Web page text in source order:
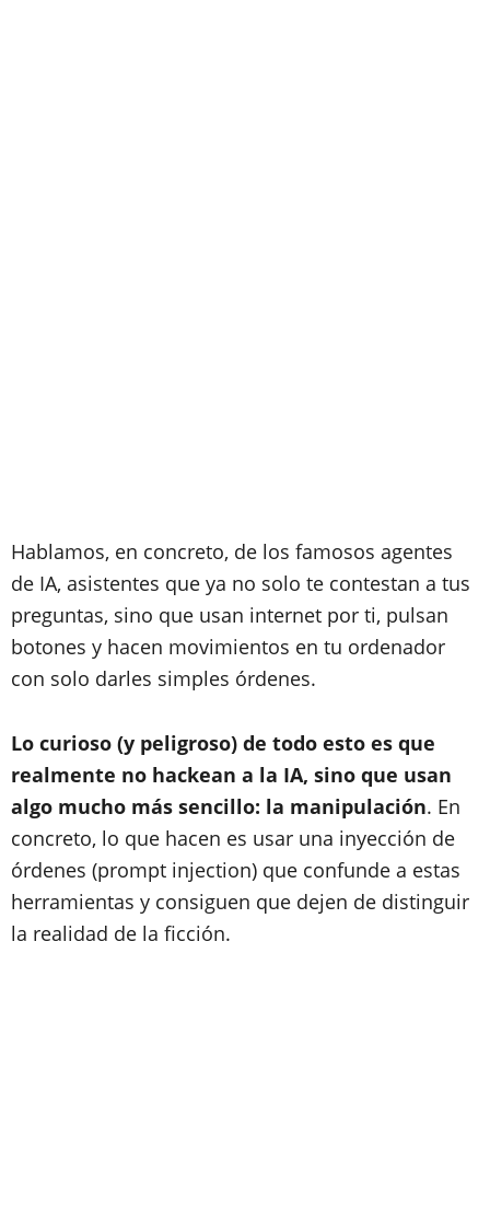
Hablamos, en concreto, de los famosos agentes
de IA, asistentes que ya no solo te contestan a tus
preguntas, sino que usan internet por ti, pulsan
botones y hacen movimientos en tu ordenador
con solo darles simples órdenes.
Lo curioso (y peligroso) de todo esto es que
realmente no hackean a la IA, sino que usan
algo mucho más sencillo: la manipulación. En
concreto, lo que hacen es usar una inyección de
órdenes (prompt injection) que confunde a estas
herramientas y consiguen que dejen de distinguir
la realidad de la ficción.